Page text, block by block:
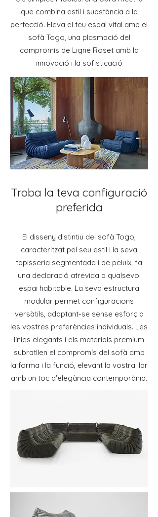
que combina estil i substància a la
perfecció. Eleva el teu espai vital amb el
sofà Togo, una plasmació del
compromís de Ligne Roset amb la
innovació i la sofisticació
Troba la teva configuració
preferida
El disseny distintiu del sofà Togo,
caracteritzat pel seu estil i la seva
tapisseria segmentada i de peluix, fa
una declaració atrevida a qualsevol
espai habitable. La seva estructura
modular permet configuracions
versàtils, adaptant-se sense esforç a
les vostres preferències individuals. Les
línies elegants i els materials premium
subratllen el compromís del sofà amb
la forma i la funció, elevant la vostra llar
amb un toc d'elegància contemporània.